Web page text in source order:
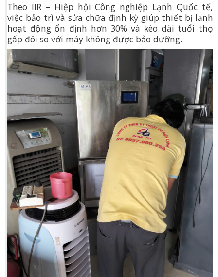
Theo IIR – Hiệp hội Công nghiệp Lạnh Quốc tế,
việc bảo trì và sửa chữa định kỳ giúp thiết bị lạnh
hoạt động ổn định hơn 30% và kéo dài tuổi thọ
gấp đôi so với máy không được bảo dưỡng.